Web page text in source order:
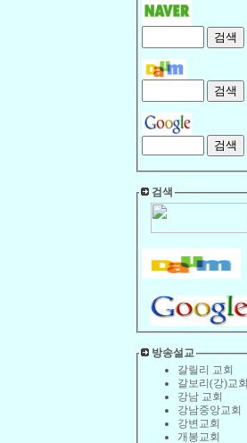
검색
방송설교
갈릴리 교회
갈보리(강)교회
강남 교회
강남중앙교회
강변교회
개봉교회